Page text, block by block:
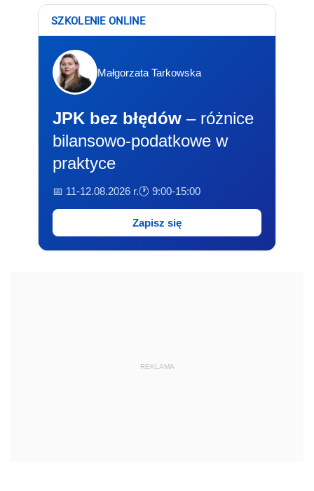
SZKOLENIE ONLINE
Małgorzata Tarkowska
JPK bez błędów – różnice
bilansowo-podatkowe w
praktyce
📅 11-12.08.2026 r.🕐 9:00-15:00
Zapisz się
REKLAMA